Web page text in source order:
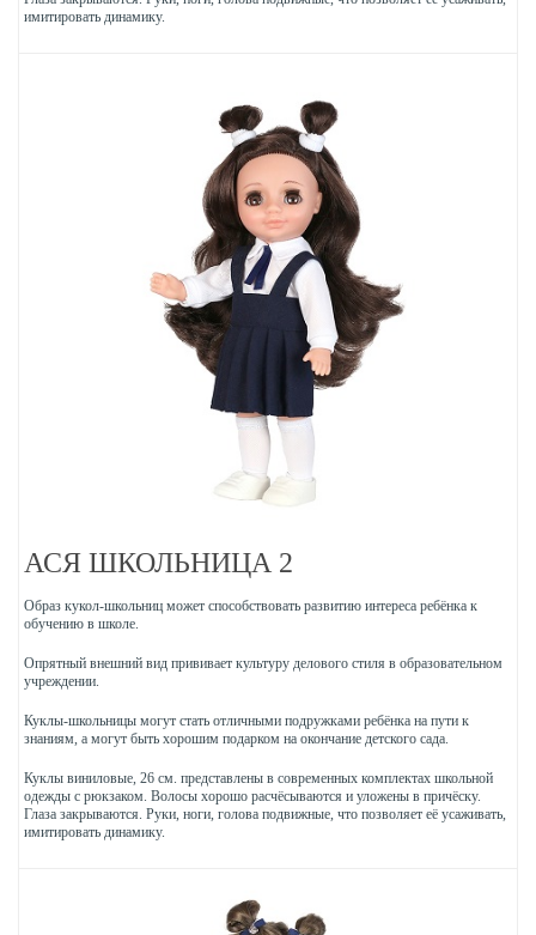
имитировать динамику.
АСЯ ШКОЛЬНИЦА 2
Образ кукол-школьниц может способствовать развитию интереса ребёнка к
обучению в школе.
Опрятный внешний вид прививает культуру делового стиля в образовательном
учреждении.
Куклы-школьницы могут стать отличными подружками ребёнка на пути к
знаниям, а могут быть хорошим подарком на окончание детского сада.
Куклы виниловые, 26 см. представлены в современных комплектах школьной
одежды с рюкзаком. Волосы хорошо расчёсываются и уложены в причёску.
Глаза закрываются. Руки, ноги, голова подвижные, что позволяет её усаживать,
имитировать динамику.